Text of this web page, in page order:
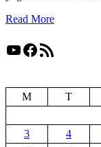
Read More
YouTube
Facebook
RSS Feed
M
T
3
4